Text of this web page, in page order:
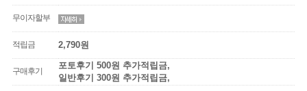
무이자할부
적립금 2,790원
구매후기
포토후기 500원 추가적립금,
일반후기 300원 추가적립금,